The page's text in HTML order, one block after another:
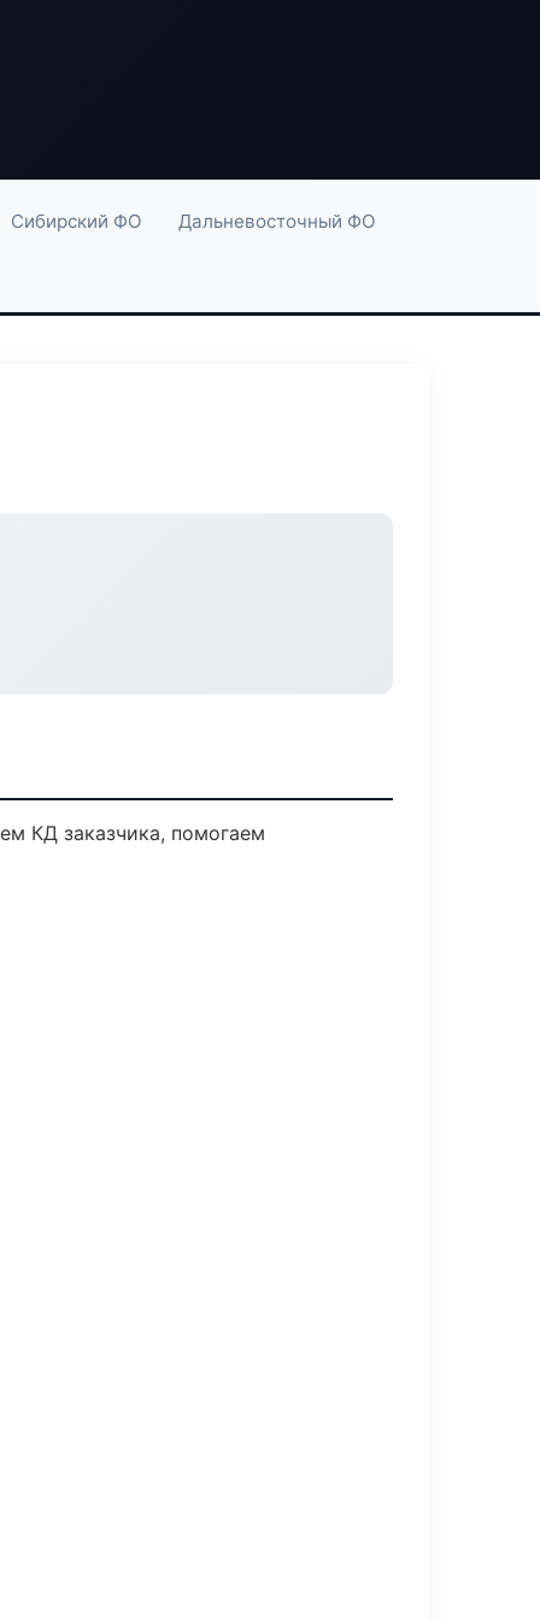
Сибирский ФО Дальневосточный ФО
КД заказчика, помогаем